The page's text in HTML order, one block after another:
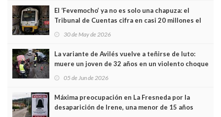
El ‘Fevemocho’ ya no es solo una chapuza: el
Tribunal de Cuentas cifra en casi 20 millones el
sobrecoste de los trenes que no cabían por los
30 de May de 2026
La variante de Avilés vuelve a teñirse de luto:
muere un joven de 32 años en un violento choque
frontal
05 de Jun de 2026
Máxima preocupación en La Fresneda por la
desaparición de Irene, una menor de 15 años